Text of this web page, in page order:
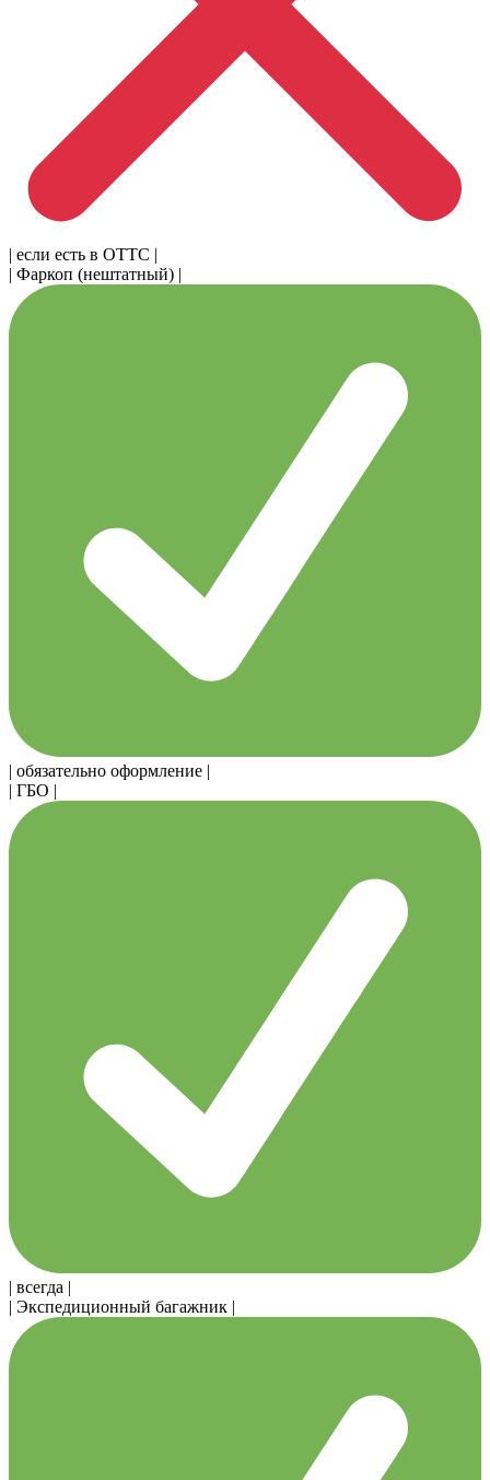
| если есть в ОТТС |
| Фаркоп (нештатный) |
| обязательно оформление |
| ГБО |
| всегда |
| Экспедиционный багажник |